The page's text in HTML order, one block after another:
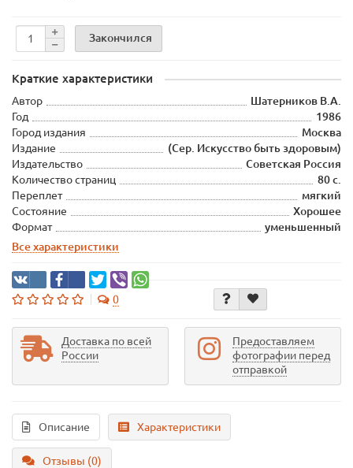
Закончился
Краткие характеристики
Автор
Шатерников В.А.
Год
1986
Город издания
Москва
Издание
(Сер. Искусство быть здоровым)
Издательство
Советская Россия
Количество страниц
80 с.
Переплет
мягкий
Состояние
Хорошее
Формат
уменьшенный
Все характеристики
0
Доставка по всей
России
Предоставляем
фотографии перед
отправкой
Описание Характеристики
Отзывы (0)